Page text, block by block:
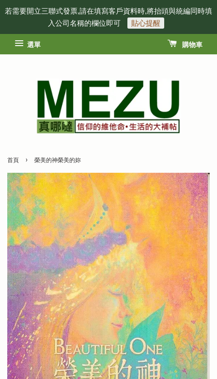
若需要開立三聯式發票,請在填寫客戶資料時,將抬頭與統編同時填
入公司名稱的欄位即可
貼心提醒
選單 購物車
首頁 › 榮美的神榮美的妳